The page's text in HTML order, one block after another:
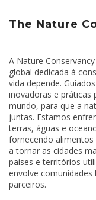
The Nature
A Nature
global dedicada à
vida depende.
inovadoras e práticas
mundo, para que a
juntas. Estamos
terras, águas e
fornecendo
a tornar as cidades
países e territórios
envolve
parceiros.